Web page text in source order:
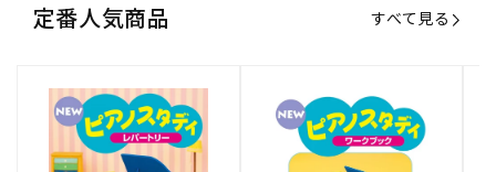
定番人気商品 すべて見る